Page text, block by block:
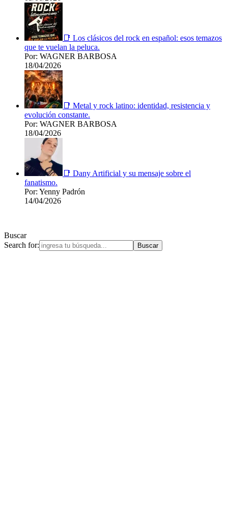
📑 Los clásicos del rock en español: esos temazos
que te vuelan la peluca.
Por: WAGNER BARBOSA
18/04/2026
📑 Metal y rock latino: identidad, resistencia y
evolución constante.
Por: WAGNER BARBOSA
18/04/2026
📑 Dany Artificial y su mensaje sobre el
fanatismo.
Por: Yenny Padrón
14/04/2026
Buscar
Search for: